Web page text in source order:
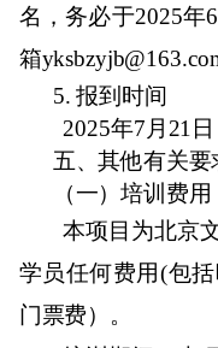
名，务必于2025年6
箱
5.报到时间
2025年7 月 21
五、其他有关
（一）培训费用
本项目为北京
学员任何费用(包
门票费）。